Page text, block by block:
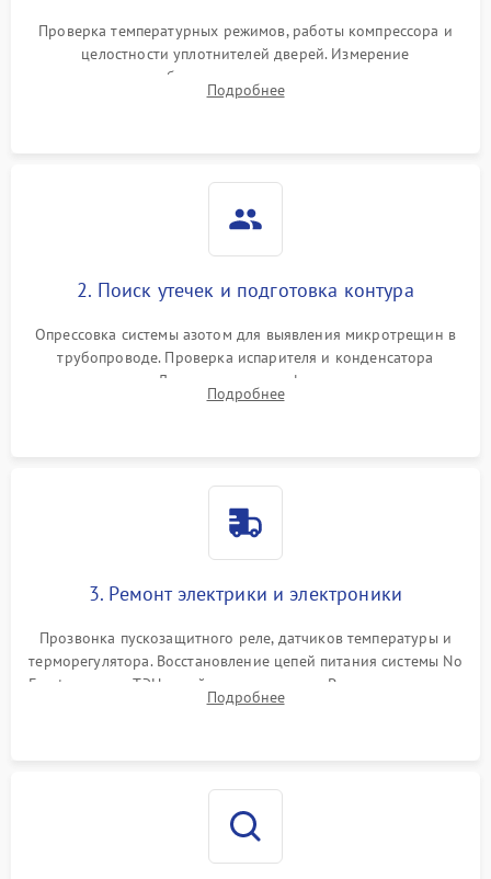
работе
2000 ₽ Подробнее →
1000 ₽
1800 ₽
Проверка температурных режимов, работы компрессора и
целостности уплотнителей дверей. Измерение
сопротивления обмоток мотора, проверка термостата и
считывание кодов ошибок с электронного дисплея.
Подробнее
2. Поиск утечек и подготовка контура
Опрессовка системы азотом для выявления микротрещин в
трубопроводе. Проверка испарителя и конденсатора
течеискателем. Демонтаж старого фильтра-осушителя и
продувка капиллярной трубки для устранения засоров.
Подробнее
3. Ремонт электрики и электроники
Прозвонка пускозащитного реле, датчиков температуры и
терморегулятора. Восстановление цепей питания системы No
Frost, включая ТЭН оттайки и вентилятор. Ремонт или замена
платы управления при сбоях алгоритмов.
Подробнее